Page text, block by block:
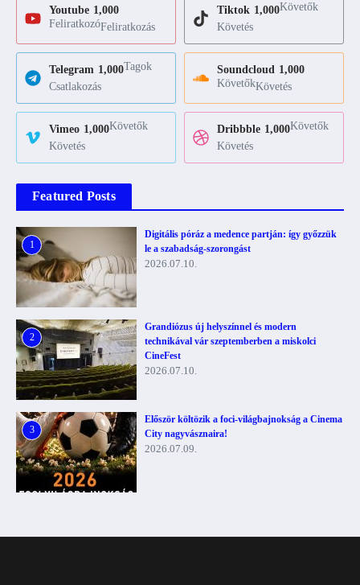
Youtube 1,000
FeliratkozóFeliratkozás
Tiktok 1,000Követők
Követés
Telegram 1,000Tagok
Csatlakozás
Soundcloud 1,000
KövetőkKövetés
Vimeo 1,000Követők
Követés
Dribbble 1,000Követők
Követés
Featured Posts
1
Digitális póráz a medence partján: így győzzük
le a szabadság-szorongást
2026.07.10.
2
Grandiózus új helyszínnel és modern
technikával vár szeptemberben a miskolci
CineFest
2026.07.10.
3
Először költözik a foci-világbajnokság a Cinema
City nagyvásznaira!
2026.07.09.